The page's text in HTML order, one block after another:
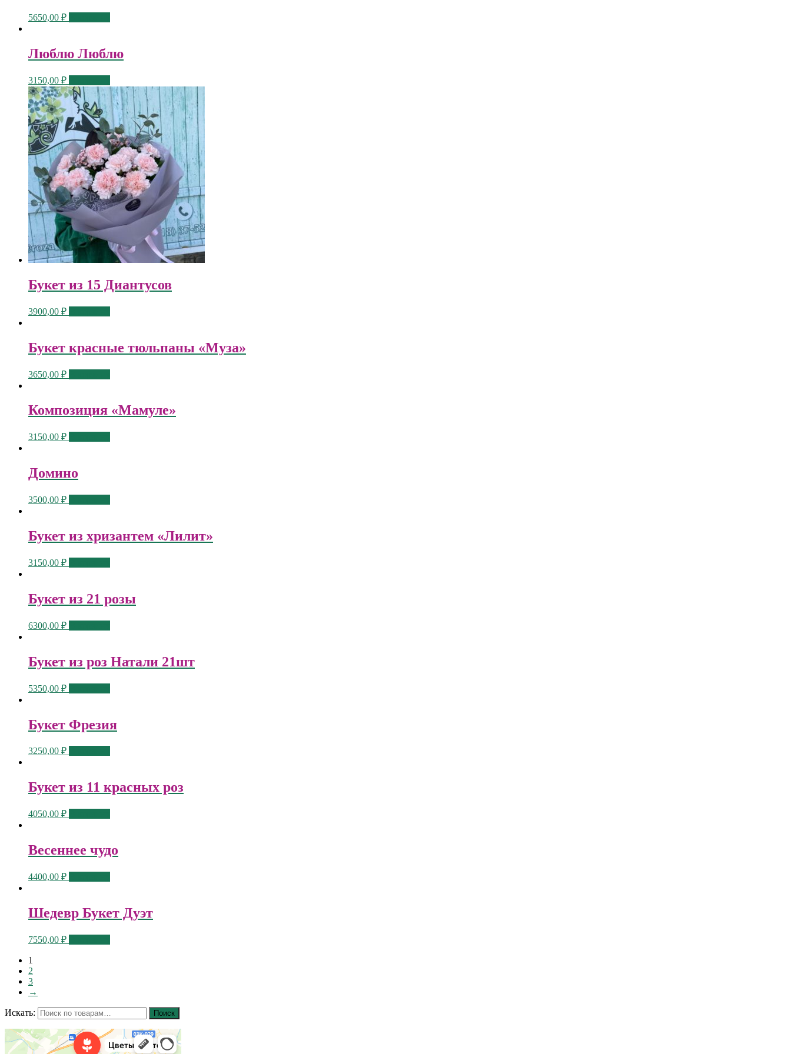
5650,00 ₽
Люблю Люблю
3150,00 ₽
Букет из 15 Диантусов
3900,00 ₽
Букет красные тюльпаны «Муза»
3650,00 ₽
Композиция «Мамуле»
3150,00 ₽
Домино
3500,00 ₽
Букет из хризантем «Лилит»
3150,00 ₽
Букет из 21 розы
6300,00 ₽
Букет из роз Натали 21шт
5350,00 ₽
Букет Фрезия
3250,00 ₽
Букет из 11 красных роз
4050,00 ₽
Весеннее чудо
4400,00 ₽
Шедевр Букет Дуэт
7550,00 ₽
1
2
3
→
Искать: Поиск